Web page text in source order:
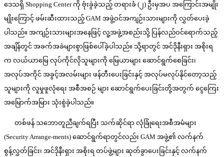
ဒေသရှိ Shopping Center ကို ဗုံးခွဲခဲ့သည့် တရားခံ (၂) ဦးမှအပ အကြောင်းအမျိုး
မျိုးကြောင့် ဖမ်းဆီးထားသည့် GAM အဖွဲ့ဝင်အကျဉ်းသားများကို လွှတ်ပေးခဲ့
ပါသည်။ အကျဉ်းသားများအနေဖြင့် လူ့အဖွဲ့အစည်းသို့ ပြန်လည်ဝင်ရောက်သည့်
အချိန်တွင် အခက်အခဲများစွာဖြစ်ပေါ်ခဲ့ပါသည်။ သို့ရာတွင် အင်ဒိုနီးရှား အစိုးရ
က လယ်ယာမြေ လုပ်ကိုင်လိုသူများကို မြေယာများ ဆောင်ရွက်စေခြင်း၊
အလုပ်အကိုင် အခွင့်အလမ်းများ ဖန်တီးပေးခြင်းနှင့် အလုပ်မလုပ်နိုင်တော့သည့်
သူများကို လူမှုဖူလုံရေး အစီအစဉ် များ ဆောင်ရွက်ပေးခြင်းတို့အတွက် ငွေကြေး
အမြောက်အမြား သုံးစွဲခဲ့ပါသည်။
တစ်ဖန် သဘောတူညီချက်ရပြီး သက်ဆိုင်ရာ လုံခြုံရေးအစီအမံများ
(Security Arrange-ments) ဆောင်ရွက်ရာတွင်လည်း GAM အဖွဲ့၏ လက်နက်
စွန့်လွှတ်ခြင်း၊ အင်ဒိုနီးရှား အစိုးရ တပ်ဖွဲ့များ ဆုတ်ခွာပေးခြင်းနှင့် လက်နက်